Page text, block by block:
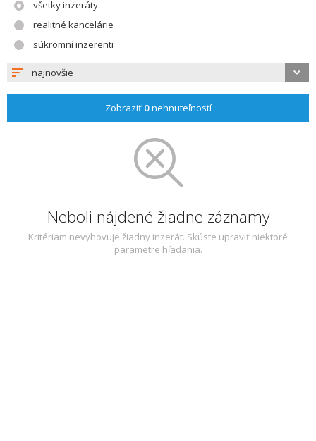
všetky inzeráty
realitné kancelárie
súkromní inzerenti
najnovšie
Zobraziť0nehnuteľností
Neboli nájdené žiadne záznamy
Kritériam nevyhovuje žiadny inzerát. Skúste upraviť niektoré
parametre hľadania.